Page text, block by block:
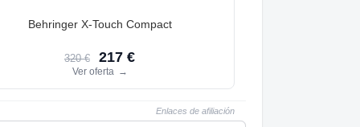
Behringer X-Touch Compact
320 € 217 €
Ver oferta →
Enlaces de afiliación